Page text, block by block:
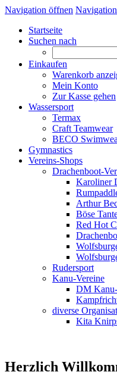
Navigation öffnen
Startseite
Suchen nach
Einkaufen
Warenkorb
Mein Konto
Zur Kasse gehen
Wassersport
Termax
Craft Teamwear
BECO
Gymnastics
Vereins-Shops
Drachenboot-
Karoliner
Arthur
Böse
Red Hot
Rudersport
Kanu-Vereine
DM
diverse
Kita
Herzlich